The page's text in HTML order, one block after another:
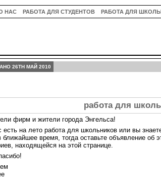
НАС РАБОТА ДЛЯ СТУДЕНТОВ РАБОТА ДЛЯ
26TH МАЙ 2010
работа для
фирм и жители города Энгельса!
есть на лето работа для школьников или вы
ближайшее время, тогда оставьте объявление об
находящейся на этой странице.